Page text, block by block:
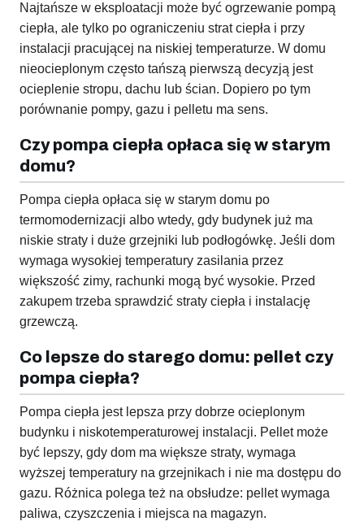
Najtańsze w eksploatacji może być ogrzewanie pompą
ciepła, ale tylko po ograniczeniu strat ciepła i przy
instalacji pracującej na niskiej temperaturze. W domu
nieocieplonym często tańszą pierwszą decyzją jest
ocieplenie stropu, dachu lub ścian. Dopiero po tym
porównanie pompy, gazu i pelletu ma sens.
Czy pompa ciepła opłaca się w starym
domu?
Pompa ciepła opłaca się w starym domu po
termomodernizacji albo wtedy, gdy budynek już ma
niskie straty i duże grzejniki lub podłogówkę. Jeśli dom
wymaga wysokiej temperatury zasilania przez
większość zimy, rachunki mogą być wysokie. Przed
zakupem trzeba sprawdzić straty ciepła i instalację
grzewczą.
Co lepsze do starego domu: pellet czy
pompa ciepła?
Pompa ciepła jest lepsza przy dobrze ocieplonym
budynku i niskotemperaturowej instalacji. Pellet może
być lepszy, gdy dom ma większe straty, wymaga
wyższej temperatury na grzejnikach i nie ma dostępu do
gazu. Różnica polega też na obsłudze: pellet wymaga
paliwa, czyszczenia i miejsca na magazyn.